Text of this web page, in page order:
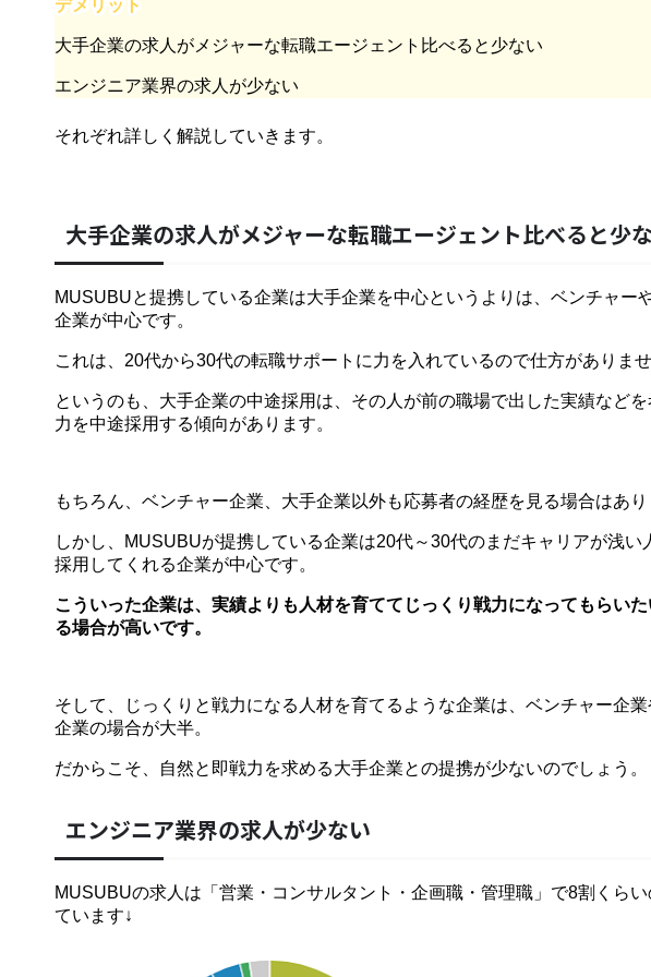
デメリット
大手企業の求人がメジャーな転職エージェント比べると少ない
エンジニア業界の求人が少ない
それぞれ詳しく解説していきます。
大手企業の求人がメジャーな転職エージェント比べると少
MUSUBUと提携している企業は大手企業を中心というよりは、ベンチャー
企業が中心です。
これは、20代から30代の転職サポートに力を入れているので仕方がありませ
というのも、大手企業の中途採用は、その人が前の職場で出した実績など
力を中途採用する傾向があります。
もちろん、ベンチャー企業、大手企業以外も応募者の経歴を見る場合はあり
しかし、MUSUBUが提携している企業は20代～30代のまだキャリアが浅い
採用してくれる企業が中心です。
こういった企業は、実績よりも人材を育ててじっくり戦力になってもらい
る場合が高いです。
そして、じっくりと戦力になる人材を育てるような企業は、ベンチャー企業
企業の場合が大半。
だからこそ、自然と即戦力を求める大手企業との提携が少ないのでしょう。
エンジニア業界の求人が少ない
MUSUBUの求人は「営業・コンサルタント・企画職・管理職」で8割くら
ています↓